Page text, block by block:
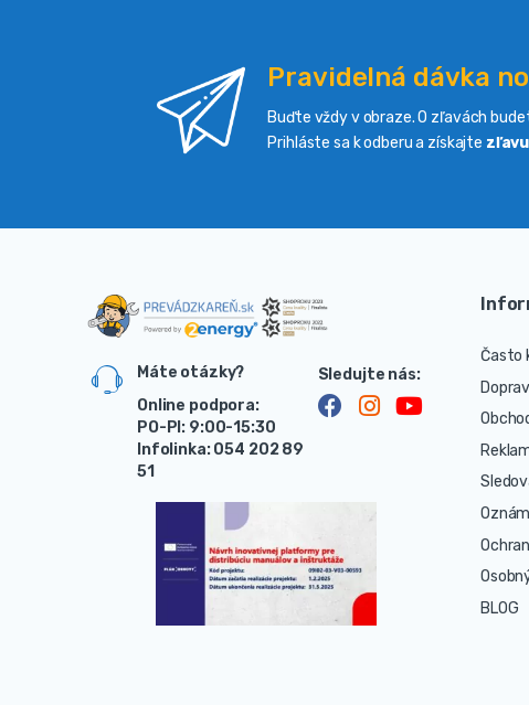
Pravidelná dávka
Buďte vždy v obraze. O zľavách
Prihláste sa k odberu a získajte
Máte otázky?
Online podpora:
PO-PI: 9:00-15:30
Infolinka: 054 202 89
51
Často
BLOG